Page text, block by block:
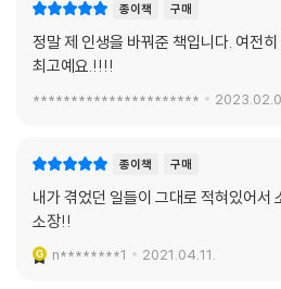
종이책 구매
정말 제 인생을 바꿔준 책입니다. 여전
최고예요.!!!!
**********************
종이책 구매
내가 겪었던 일들이 그대로 적혀있어서
소장!!
n********1 2021.04.11.